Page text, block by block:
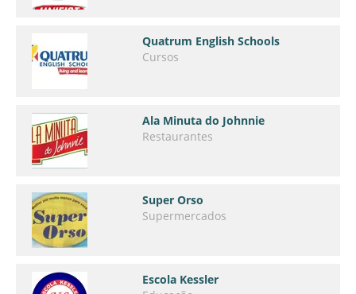
Quatrum English Schools
Cursos
Ala Minuta do Johnnie
Restaurantes
Super Orso
Supermercados
Escola Kessler